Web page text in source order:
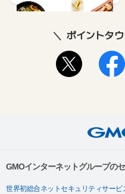
ポイントタ
GMOインターネットグループの
世界初総合ネットセキュリティサービ